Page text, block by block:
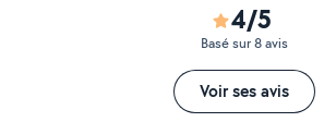
4/5
Basé sur 8 avis
Voir ses avis